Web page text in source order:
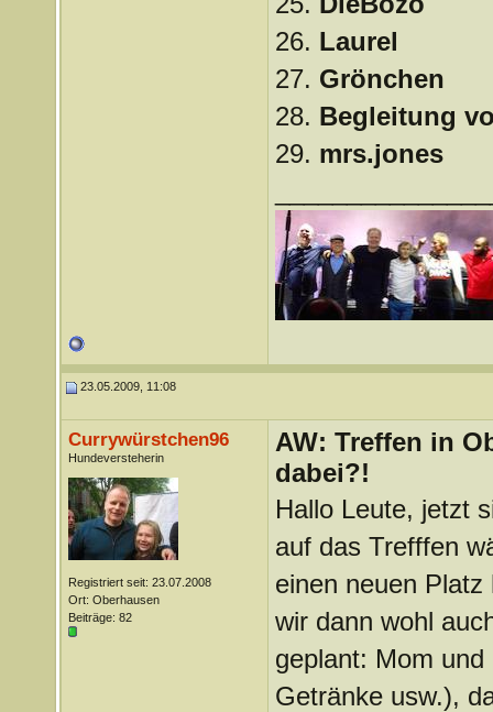
26. Laurel
27. Grönchen
28. Begleitung
29. mrs.jones
23.05.2009, 11:08
Currywürstchen96
Hundeversteherin
Registriert seit: 23.07.2008
Ort: Oberhausen
Beiträge: 82
AW: Treffen in
dabei?!
Hallo Leute, jetzt
auf das Trefffen
einen neuen
wir dann wohl
geplant: Mom
Getränke usw.),